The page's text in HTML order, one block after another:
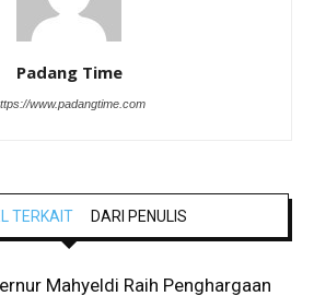
Padang Time
www.padangtime.com
TERKAIT DARI PENULIS
Mahyeldi Raih Penghargaan